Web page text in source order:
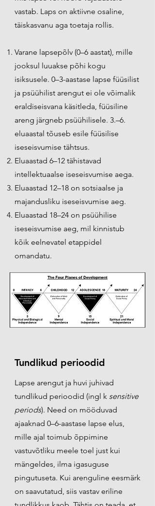
vastab. Laps on aktiivne osaline,
täiskasvanu aga toetaja rollis.
Varane lapsepõlv (0–6 aastat), mille
jooksul luuakse põhi kogu
isiksusele. 0–3-aastase lapse füüsilist
ja psüühilist arengut ei ole võimalik
eraldiseisvana käsitleda, füüsiline
areng järgneb psüühilisele. 3.–6.
eluaastal tõuseb esile füüsilise
iseseisvumise tähtsus.
Eluaastad 6–12 tähistavad
intellektuaalse iseseisvumise aega.
Eluaastad 12–18 on sotsiaalse ja
majandusliku iseseisvumise aeg.
Eluaastad 18–24 on psüühilise
iseseisvumise aeg, mil kinnistub
kõik eelnevatel etappidel
omandatu.
Tundlikud perioodid
Lapse arengut ja huvi juhivad
tundlikud perioodid (ingl k sensitive
periods). Need on mööduvad
ajaaknad 0–6-aastase lapse elus,
mille ajal toimub õppimine
vastuvõtliku meele toel just kui
mängeldes, ilma igasuguse
pingutuseta. Kui arenguline eesmärk
on saavutatud, siis vastav eriline